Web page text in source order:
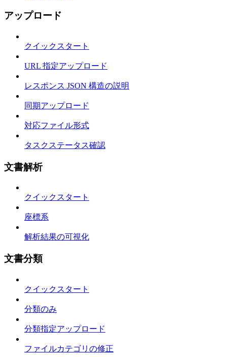
アップロード
クイックスタート
URL 指定アップロード
レスポンス JSON 構造の説明
同期アップロード
対応ファイル形式
タスクステータス確認
文書解析
クイックスタート
座標系
解析結果の可視化
文書分類
クイックスタート
分類のみ
分類指定アップロード
ファイルカテゴリの修正